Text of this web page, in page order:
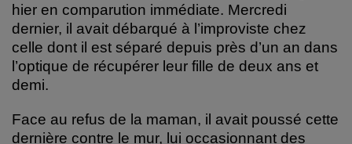
hier en comparution immédiate. Mercredi
dernier, il avait débarqué à l’improviste chez
celle dont il est séparé depuis près d’un an dans
l’optique de récupérer leur fille de deux ans et
demi.
Face au refus de la maman, il avait poussé cette
dernière contre le mur, lui occasionnant des